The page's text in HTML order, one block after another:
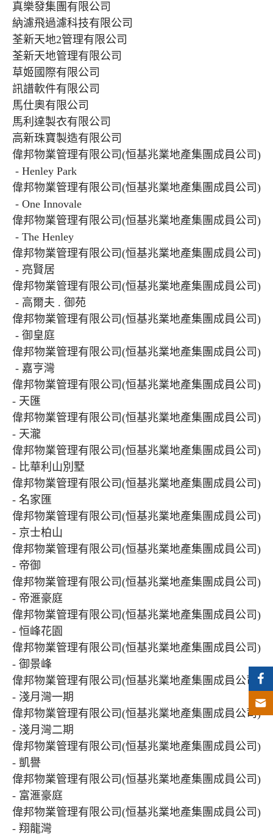
真樂發集團有限公司
納濾飛過濾科技有限公司
荃新天地2管理有限公司
荃新天地管理有限公司
草姬國際有限公司
訊譜軟件有限公司
馬仕奧有限公司
馬利達製衣有限公司
高新珠寶製造有限公司
偉邦物業管理有限公司(恒基兆業地產集團成員公司)
- Henley Park
偉邦物業管理有限公司(恒基兆業地產集團成員公司)
- One Innovale
偉邦物業管理有限公司(恒基兆業地產集團成員公司)
- The Henley
偉邦物業管理有限公司(恒基兆業地產集團成員公司)
- 亮賢居
偉邦物業管理有限公司(恒基兆業地產集團成員公司)
- 高爾夫 . 御苑
偉邦物業管理有限公司(恒基兆業地產集團成員公司)
- 御皇庭
偉邦物業管理有限公司(恒基兆業地產集團成員公司)
- 嘉亨灣
偉邦物業管理有限公司(恒基兆業地產集團成員公司)
- 天匯
偉邦物業管理有限公司(恒基兆業地產集團成員公司)
- 天瀧
偉邦物業管理有限公司(恒基兆業地產集團成員公司)
- 比華利山別墅
偉邦物業管理有限公司(恒基兆業地產集團成員公司)
- 名家匯
偉邦物業管理有限公司(恒基兆業地產集團成員公司)
- 京士柏山
偉邦物業管理有限公司(恒基兆業地產集團成員公司)
- 帝御
偉邦物業管理有限公司(恒基兆業地產集團成員公司)
- 帝滙豪庭
偉邦物業管理有限公司(恒基兆業地產集團成員公司)
- 恒峰花園
偉邦物業管理有限公司(恒基兆業地產集團成員公司)
- 御景峰
偉邦物業管理有限公司(恒基兆業地產集團成員公司)
- 淺月灣一期
偉邦物業管理有限公司(恒基兆業地產集團成員公司)
- 淺月灣二期
偉邦物業管理有限公司(恒基兆業地產集團成員公司)
- 凱譽
偉邦物業管理有限公司(恒基兆業地產集團成員公司)
- 富滙豪庭
偉邦物業管理有限公司(恒基兆業地產集團成員公司)
- 翔龍灣